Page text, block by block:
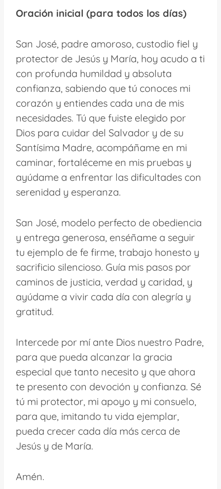
Oración inicial (para todos los días)
San José, padre amoroso, custodio fiel y
protector de Jesús y María, hoy acudo a ti
con profunda humildad y absoluta
confianza, sabiendo que tú conoces mi
corazón y entiendes cada una de mis
necesidades. Tú que fuiste elegido por
Dios para cuidar del Salvador y de su
Santísima Madre, acompáñame en mi
caminar, fortaléceme en mis pruebas y
ayúdame a enfrentar las dificultades con
serenidad y esperanza.
San José, modelo perfecto de obediencia
y entrega generosa, enséñame a seguir
tu ejemplo de fe firme, trabajo honesto y
sacrificio silencioso. Guía mis pasos por
caminos de justicia, verdad y caridad, y
ayúdame a vivir cada día con alegría y
gratitud.
Intercede por mí ante Dios nuestro Padre,
para que pueda alcanzar la gracia
especial que tanto necesito y que ahora
te presento con devoción y confianza. Sé
tú mi protector, mi apoyo y mi consuelo,
para que, imitando tu vida ejemplar,
pueda crecer cada día más cerca de
Jesús y de María.
Amén.